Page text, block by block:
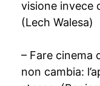
visione invece
(Lech Walesa)
– Fare cinema
non cambia: